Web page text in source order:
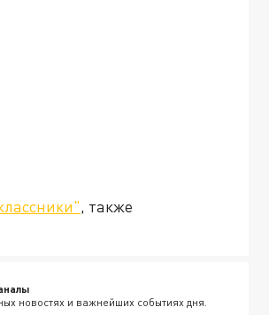
, также
новостях и важнейших событиях дня.